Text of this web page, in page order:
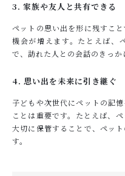
3. 家族や友人と共有できる
ペットの思い出を形に残すこ
機会が増えます。たとえば、
で、訪れた人との会話のきっか
4. 思い出を未来に引き継ぐ
子どもや次世代にペットの記
ことは重要です。たとえば、
大切に保管することで、ペッ
す。